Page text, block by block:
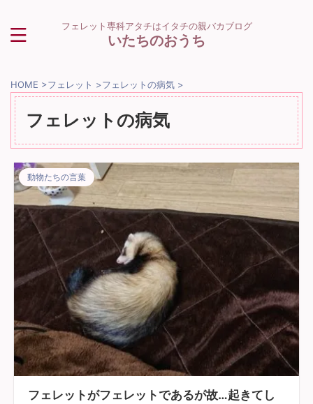
フェレット専科アタチはイタチの親バカブログ
いたちのおうち
HOME >フェレット >フェレットの病気 >
フェレットの病気
動物たちの言葉
フェレットがフェレットであるが故…起きてし